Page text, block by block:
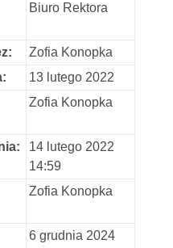
Biuro Rektora
Zofia Konopka
13 lutego 2022
Zofia Konopka
14 lutego 2022
14:59
Zofia Konopka
6 grudnia 2024